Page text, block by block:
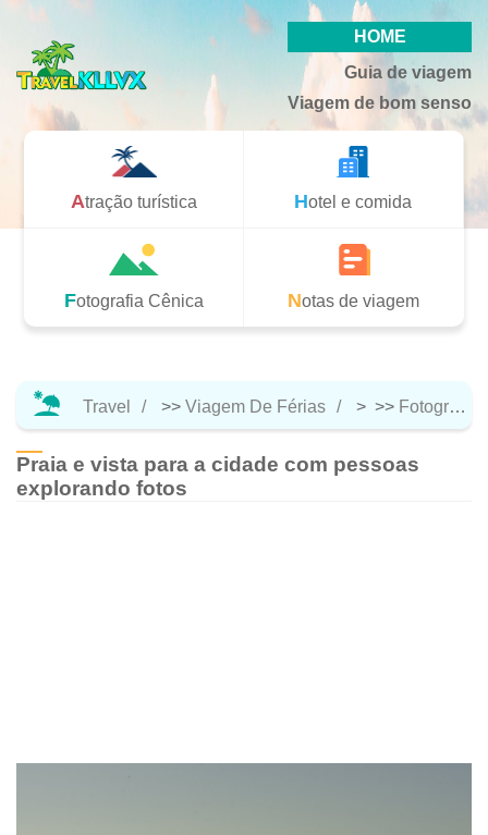
HOME
Guia de viagem
Viagem de bom senso
Atração turística Hotel e comida
Fotografia Cênica Notas de viagem
Travel >> Viagem De Férias > >> Fotografia Cênica
Praia e vista para a cidade com pessoas
explorando fotos